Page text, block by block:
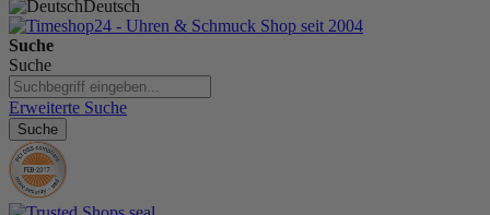
Deutsch
Suche
Suche
Erweiterte Suche
Suche